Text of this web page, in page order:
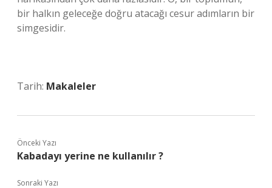
bir halkın geleceğe doğru atacağı cesur adımların bir
simgesidir.
Tarih: Makaleler
Önceki Yazı
Kabadayı yerine ne kullanılır ?
Sonraki Yazı